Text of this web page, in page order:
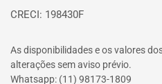
CRECI: 198430F
As disponibilidades e os valores
alterações sem aviso prévio.
Whatsapp: (11) 98173-1809